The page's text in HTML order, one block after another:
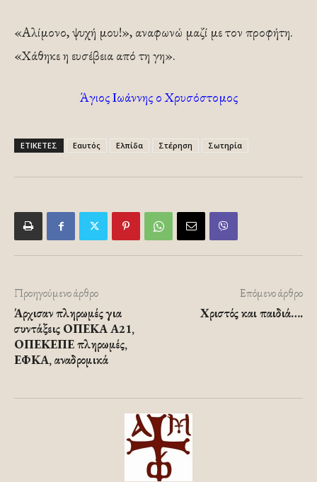
«Αλίμονο, ψυχή μου!», αναφωνώ μαζί με τον προφήτη.
«Χάθηκε η ευσέβεια από τη γη».
Άγιος Ιωάννης ο Χρυσόστομος
ΕΤΙΚΕΤΕΣ Εαυτός Ελπίδα Στέρηση Σωτηρία
Προηγούμενο άρθρο
Άρχισαν πληρωμές για
συντάξεις ΟΠΕΚΑ Α21,
ΟΠΕΚΕΠΕ πληρωμές,
ΕΦΚΑ, αναδρομικά
Επόμενο άρθρο
Χριστός και παιδιά….